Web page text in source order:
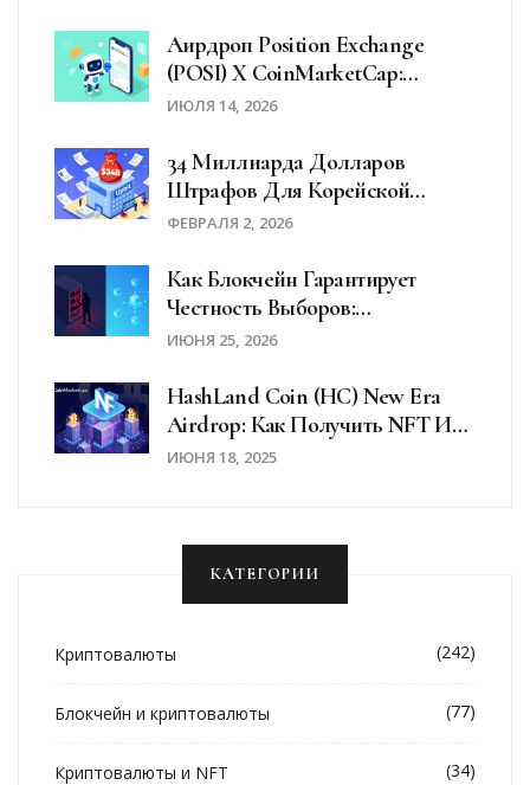
Аирдроп Position Exchange
(POSI) X CoinMarketCap:
Полное Руководство По
ИЮЛЯ 14, 2026
34 Миллиарда Долларов
Штрафов Для Корейской
Криптобиржи Upbit Из-За
ФЕВРАЛЯ 2, 2026
Как Блокчейн Гарантирует
Честность Выборов:
Технологии, Риски И
ИЮНЯ 25, 2026
HashLand Coin (HC) New Era
Airdrop: Как Получить NFT И
Что Это Значит Для Вас
ИЮНЯ 18, 2025
КАТЕГОРИИ
Криптовалюты (242)
Блокчейн и криптовалюты (77)
Криптовалюты и NFT (34)